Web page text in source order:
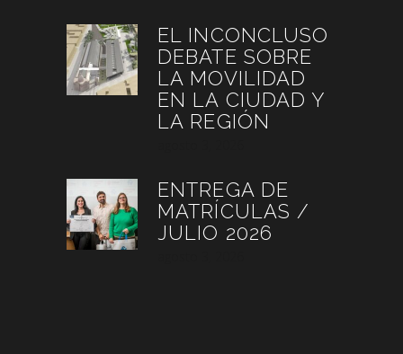
EL INCONCLUSO
DEBATE SOBRE
LA MOVILIDAD
EN LA CIUDAD Y
LA REGIÓN
ENTREGA DE
MATRÍCULAS /
JULIO 2026